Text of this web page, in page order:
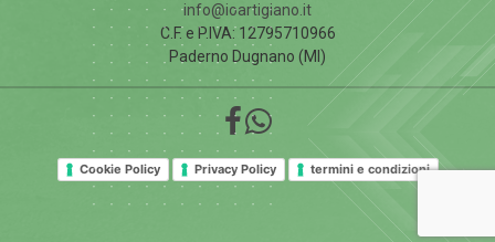
info@ioartigiano.it
C.F. e P.IVA: 12795710966
Paderno Dugnano (MI)
Cookie Policy Privacy Policy termini e condizioni